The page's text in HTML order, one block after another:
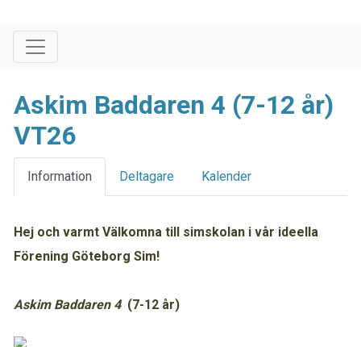
Askim Baddaren 4 (7-12 år)
VT26
Information Deltagare Kalender
Hej och varmt Välkomna till simskolan i vår ideella
Förening Göteborg Sim!
Askim Baddaren 4 (7-12 år)